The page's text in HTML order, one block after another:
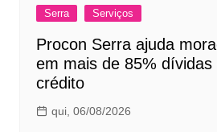
Serra
Serviços
Procon Serra ajuda
em mais de 85%
crédito
qui, 06/08/2026